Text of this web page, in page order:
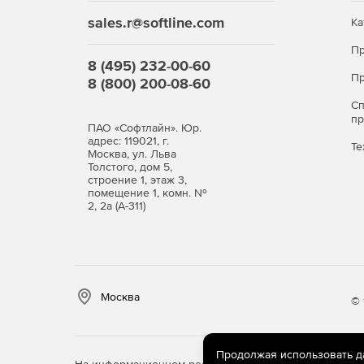
Блокирование попыток доступа в случае
Предоставление доступа с учетом дня
Мониторинг работы пользователей в режиме
Предоставление квот на использование
Удаленное администрирование средствами
Автоматическая авторизация пользователей.
Максимальная производительность за счет
Преимущества
sales.r@softline.com
8 (495) 232-00-60
8 (800) 200-08-60
ПАО «Софтлайн». Юр.
адрес: 119021, г.
Москва, ул. Льва
Толстого, дом 5,
строение 1, этаж 3,
помещение 1, комн. №
2, 2а (А-311)
Москва ©
Продолжая использовать